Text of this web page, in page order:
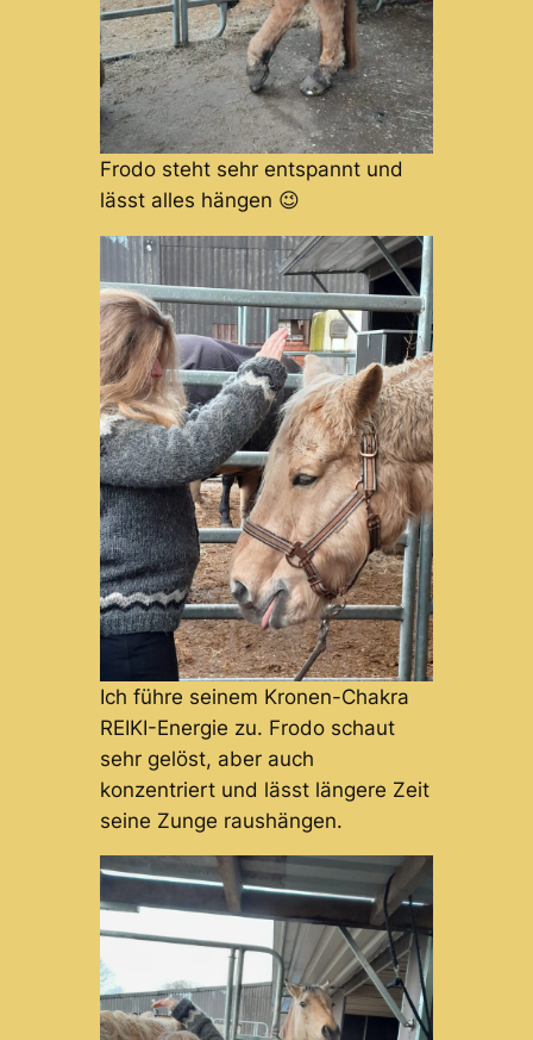
Frodo steht sehr entspannt und
lässt alles hängen 😉
Ich führe seinem Kronen-Chakra
REIKI-Energie zu. Frodo schaut
sehr gelöst, aber auch
konzentriert und lässt längere Zeit
seine Zunge raushängen.